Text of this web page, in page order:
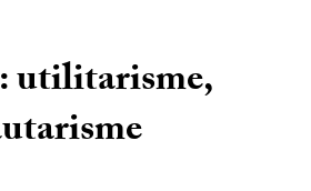
utilitarisme,